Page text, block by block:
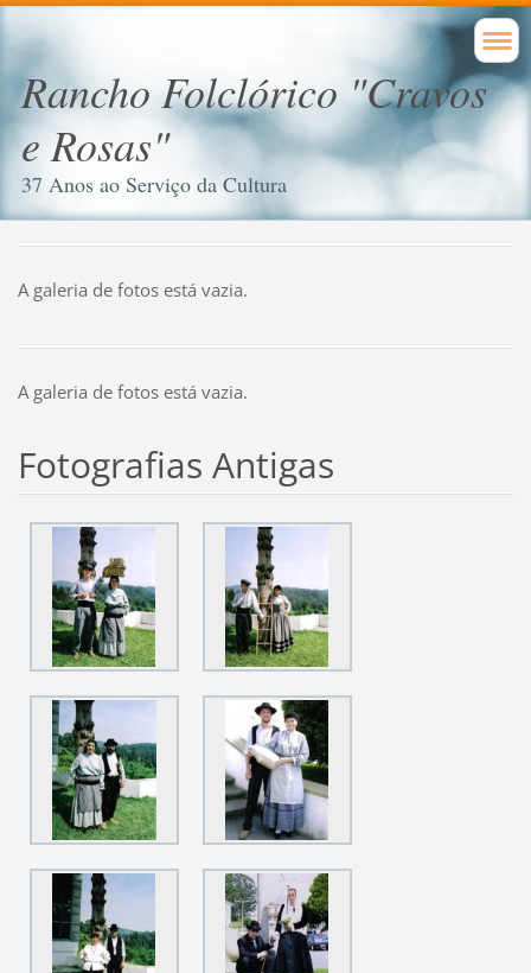
Rancho Folclórico "Cravos
e Rosas"
37 Anos ao Serviço da Cultura
A galeria de fotos está vazia.
A galeria de fotos está vazia.
Fotografias Antigas